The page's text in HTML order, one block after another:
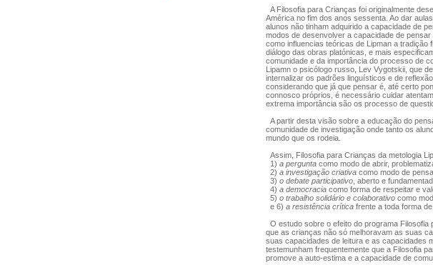
A Filosofia para Crianças foi originalmente
América no fim dos anos sessenta. Ao dar
alunos não tinham adquirido a capacidade de
modos de desenvolver a capacidade de
como influencias teóricas de Lipman a
diálogo das obras platónicas, e mais
comunidade e da importância do processo de
Lipamn o psicólogo russo, Lev Vygotskii, que
internalizar os padrões linguísticos e de
considerando que já que pensar é, até certo
connosco próprios, é necessário cuidar
extrema importância são os processo de
A partir desta visão sobre a educação do
comunidade de investigação onde tanto os
mundo que os rodeia.
Assim, Filosofia para Crianças da metologia
1) a pergunta como modo de abrir,
2) a investigação criativa como modo de
3) o debate participativo , aberto e
4) a democracia como forma de respeitar e
5) o trabalho solidário e colaborativo como
e 6) a resistência crítica frente a toda forma de
O estudo sobre o efeito do programa
que as crianças não só melhoravam as suas
suas capacidades de leitura e as capacidades
testemunham frequentemente que a Filosofia
promove a auto-estima e a capacidade de